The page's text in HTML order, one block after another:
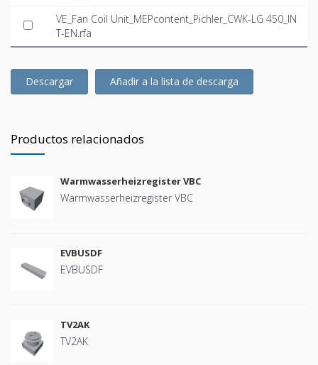
VE_Fan Coil Unit_MEPcontent_Pichler_CWK-LG 450_IN
T-EN.rfa
Descargar Añadir a la lista de descarga
Productos relacionados
Warmwasserheizregister VBC
Warmwasserheizregister VBC
EVBUSDF
EVBUSDF
TV2AK
TV2AK